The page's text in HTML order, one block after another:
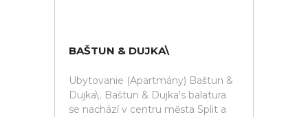
BAŠTUN & DUJKA\
Ubytovanie (Apartmány) Baštun &
Dujka\. Baštun & Dujka's balatura
se nachází v centru města Split a